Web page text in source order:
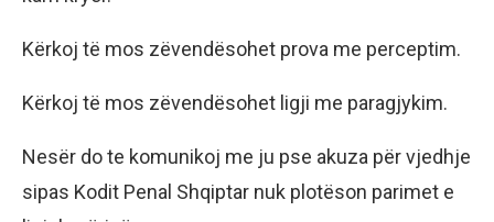
Kërkoj të mos zëvendësohet prova me perceptim.
Kërkoj të mos zëvendësohet ligji me paragjykim.
Nesër do te komunikoj me ju pse akuza për vjedhje
sipas Kodit Penal Shqiptar nuk plotëson parimet e